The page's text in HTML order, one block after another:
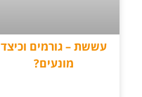
עששת – גורמים וכיצד
מונעים?